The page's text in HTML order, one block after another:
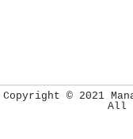
Copyright © 2021
All